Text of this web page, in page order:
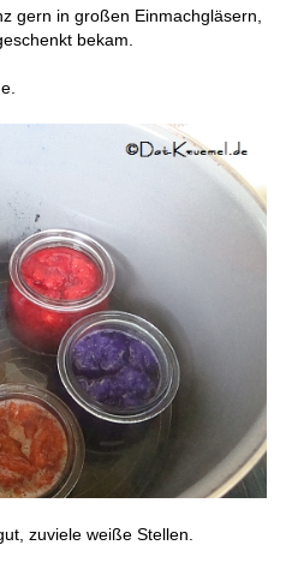
gern in großen Einmachgläsern,
bekam.
zuviele weiße Stellen.